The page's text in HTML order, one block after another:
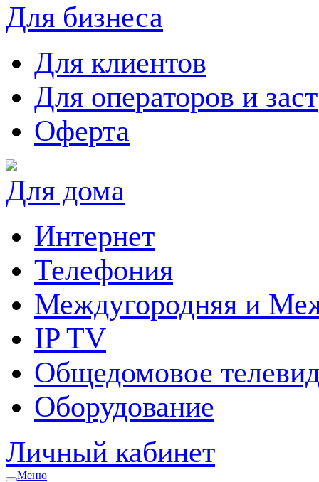
Для бизнеса
Для клиентов
Для операторов и
Оферта
Для дома
Интернет
Телефония
Междугородняя и
IP TV
Общедомовое
Оборудование
Личный кабинет
Меню